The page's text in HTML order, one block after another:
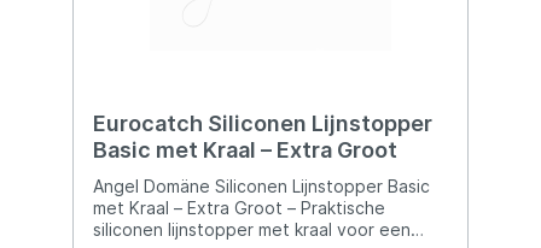
Eurocatch Siliconen Lijnstopper
Basic met Kraal – Extra Groot
Angel Domäne Siliconen Lijnstopper Basic
met Kraal – Extra Groot – Praktische
siliconen lijnstopper met kraal voor een